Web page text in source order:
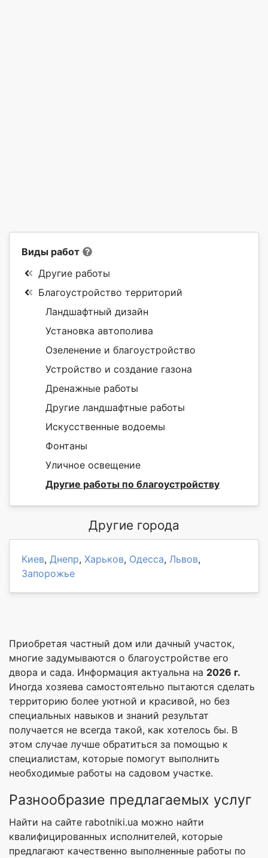
Виды работ
Другие работы
Благоустройство территорий
Ландшафтный дизайн
Установка автополива
Озеленение и благоустройство
Устройство и создание газона
Дренажные работы
Другие ландшафтные работы
Искусственные водоемы
Фонтаны
Уличное освещение
Другие работы по благоустройству
Другие города
Киев, Днепр, Харьков, Одесса, Львов,
Запорожье
Приобретая частный дом или дачный участок,
многие задумываются о благоустройстве его
двора и сада. Информация актуальна на 2026 г.
Иногда хозяева самостоятельно пытаются сделать
территорию более уютной и красивой, но без
специальных навыков и знаний результат
получается не всегда такой, как хотелось бы. В
этом случае лучше обратиться за помощью к
специалистам, которые помогут выполнить
необходимые работы на садовом участке.
Разнообразие предлагаемых услуг
Найти на сайте rabotniki.ua можно найти
квалифицированных исполнителей, которые
предлагают качественно выполненные работы по